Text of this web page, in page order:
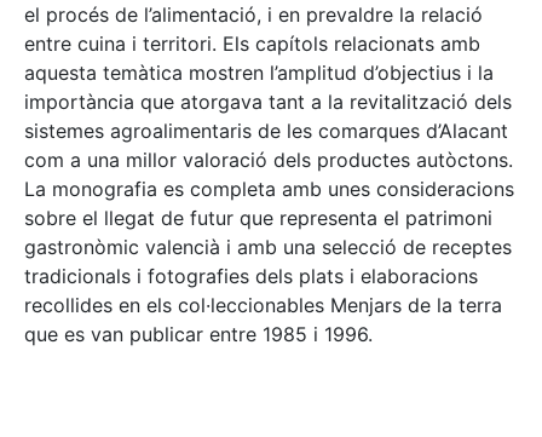
el procés de l’alimentació, i en prevaldre la relació
entre cuina i territori. Els capítols relacionats amb
aquesta temàtica mostren l’amplitud d’objectius i la
importància que atorgava tant a la revitalització dels
sistemes agroalimentaris de les comarques d’Alacant
com a una millor valoració dels productes autòctons.
La monografia es completa amb unes consideracions
sobre el llegat de futur que representa el patrimoni
gastronòmic valencià i amb una selecció de receptes
tradicionals i fotografies dels plats i elaboracions
recollides en els col·leccionables Menjars de la terra
que es van publicar entre 1985 i 1996.